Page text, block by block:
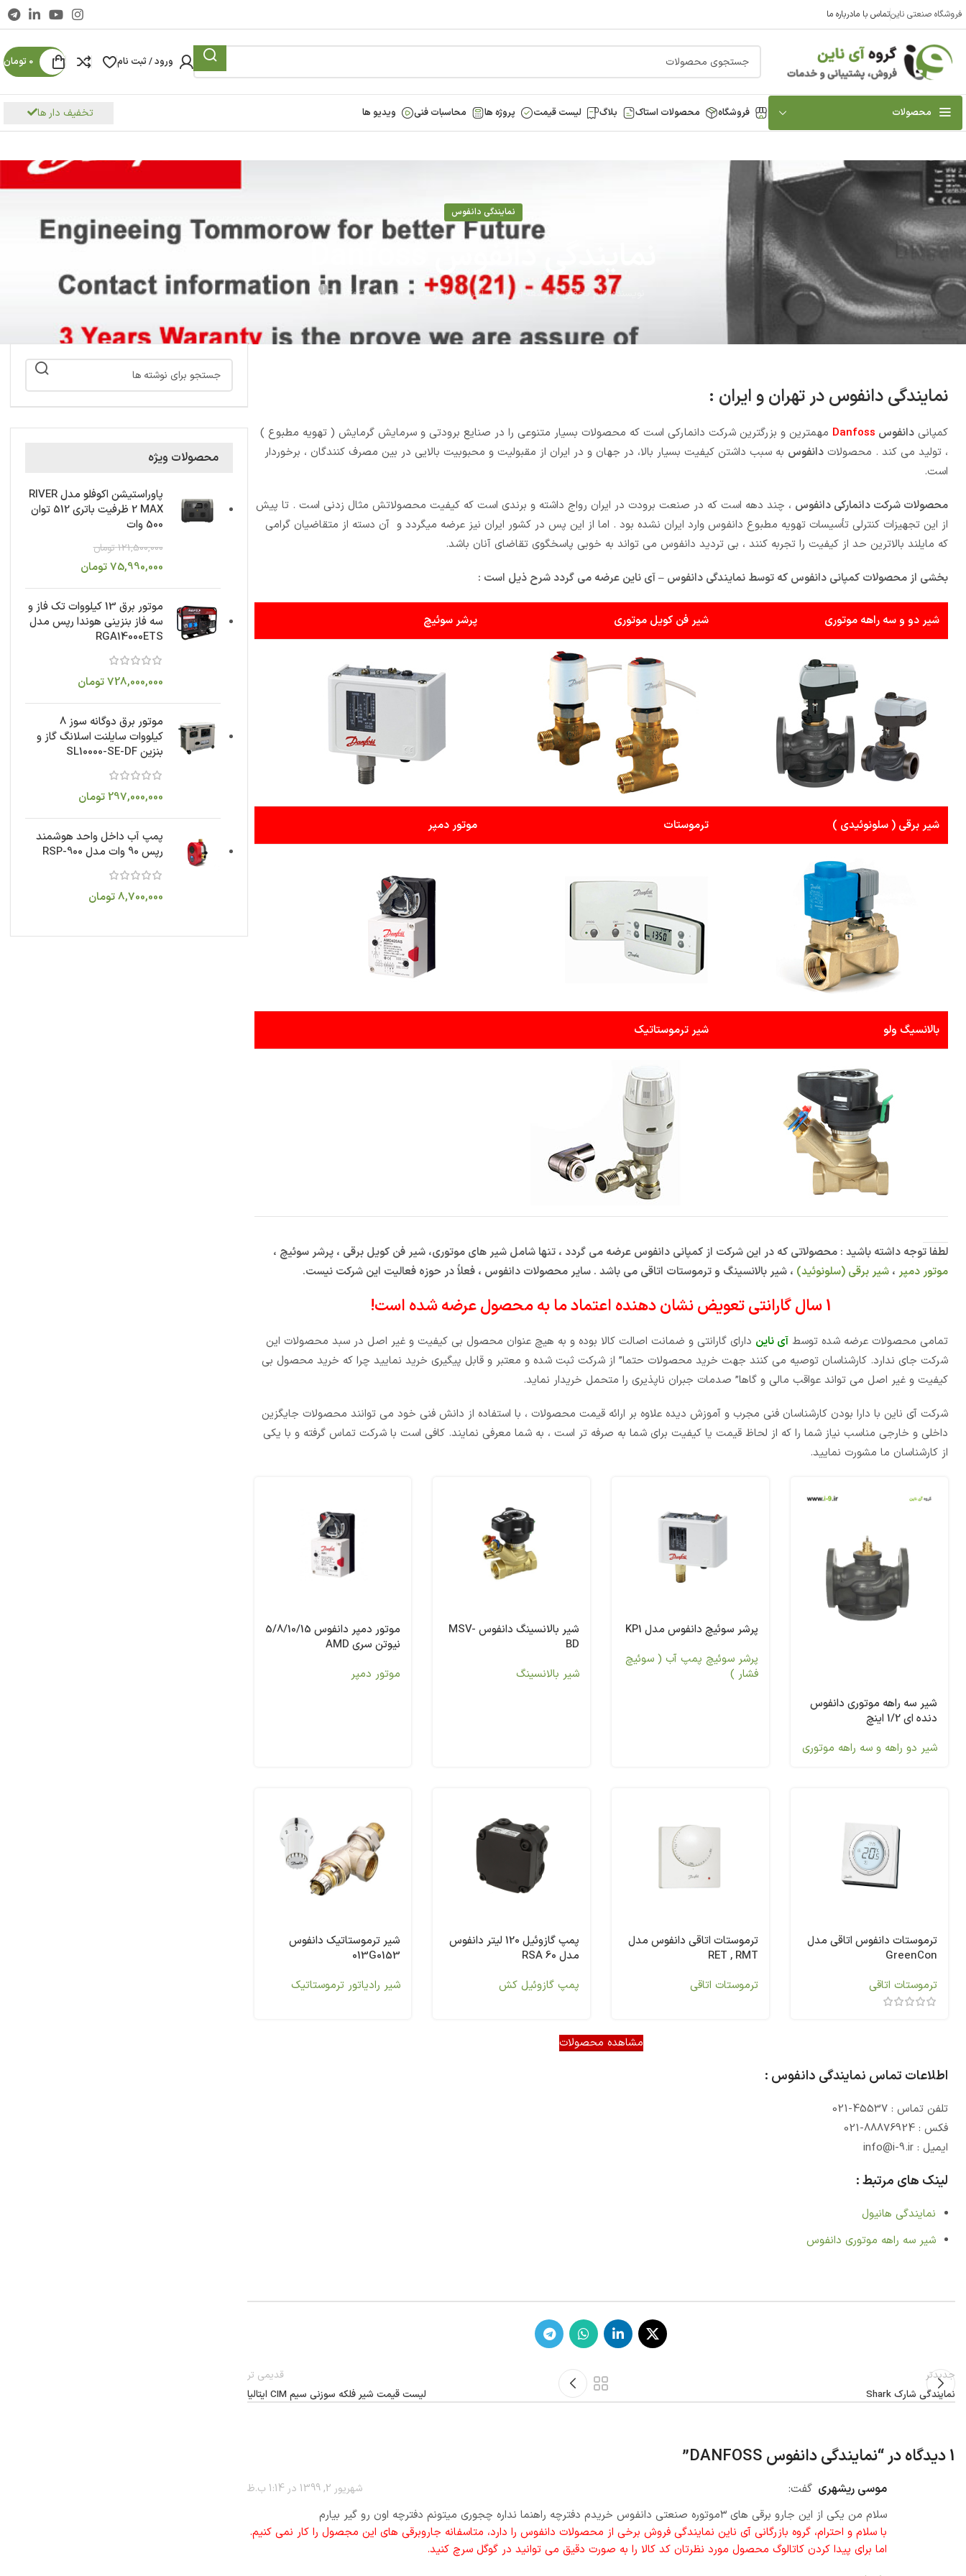
فروشگاه صنعتی ناینتماس با مادرباره ما
ورود / ثبت نام 0 تومان
محصولات فروشگاه محصولات استاک بلاگ لیست قیمت پروژه ها محاسبات فنی ویدیو ها تخفیف دار ها
نمایندگی دانفوس
نویسنده:تیم تحقیق و توسعه آی ناین آخرین بروز رسانی 29 خرداد - 1403 1
نمایندگی دانفوس در تهران و ایران :
کمپانی دانفوس Danfoss مهمترین و بزرگترین شرکت دانمارکی است که محصولات بسیار متنوعی را در صنایع برودتی و سرمایش گرمایش ( تهویه مطبوع )
، تولید می کند . محصولات دانفوس به سبب داشتن کیفیت بسیار بالا، در جهان و در ایران از مقبولیت و محبوبیت بالایی در بین مصرف کنندگان ، برخوردار
است.
محصولات شرکت دانمارکی دانفوس ، چند دهه است که در صنعت برودت در ایران رواج داشته و برندی است که کیفیت محصولاتش مثال زدنی است . تا پیش
از این تجهیزات کنترلی تأسیسات تهویه مطبوع دانفوس وارد ایران نشده بود . اما از این پس در کشور ایران نیز عرضه میگردد و آن دسته از متقاضیان گرامی
که مایلند بالاترین حد از کیفیت را تجربه کنند ، بی تردید دانفوس می تواند به خوبی پاسخگوی تقاضای آنان باشد.
بخشی از محصولات کمپانی دانفوس که توسط نمایندگی دانفوس – آی ناین عرضه می گردد شرح ذیل است :
شیر دو و سه راهه موتوری شیر فن کویل موتوری پرشر سوئیچ
شیر برقی ( سلونوئیدی ) ترموستات موتور دمپر
بالانسیگ ولو شیر ترموستاتیک
لطفا توجه داشته باشید : محصولاتی که در این شرکت از کمپانی دانفوس عرضه می گردد ، تنها شامل شیر های موتوری، شیر فن کویل برقی ، پرشر سوئیچ ،
موتور دمپر ، شیر برقی (سلونوئید) ، شیر بالانسینگ و ترموستات اتاقی می باشد . سایر محصولات دانفوس ، فعلاً در حوزه فعالیت این شرکت نیست.
1 سال گارانتی تعویض نشان دهنده اعتماد ما به محصول عرضه شده است!
تمامی محصولات عرضه شده توسط آی ناین دارای گارانتی و ضمانت اصالت کالا بوده و به هیچ عنوان محصول بی کیفیت و غیر اصل در سبد محصولات این
شرکت جای ندارد. کارشناسان توصیه می کنند جهت خرید محصولات حتما” از شرکت ثبت شده و معتبر و قابل پیگیری خرید نمایید چرا که خرید محصول بی
کیفیت و غیر اصل می تواند عواقب مالی و گاها” صدمات جبران ناپذیری را متحمل خریدار نماید.
شرکت آی ناین با دارا بودن کارشناسان فنی مجرب و آموزش دیده علاوه بر ارائه قیمت محصولات ، با استفاده از دانش فنی خود می توانند محصولات جایگزین
داخلی و خارجی مناسب نیاز شما را که از لحاظ قیمت یا کیفیت برای شما به صرفه تر است ، به شما معرفی نمایند. کافی است با شرکت تماس گرفته و با یکی
از کارشناسان ما مشورت نمایید.
شیر سه راهه موتوری دانفوس
دنده ای 1/2 اینچ
شیر دو راهه و سه راهه موتوری
پرشر سوئیچ دانفوس مدل KP1
پرشر سوئیچ پمپ آب ( سوئیچ
فشار )
شیر بالانسینگ دانفوس MSV-
BD
شیر بالانسینگ
موتور دمپر دانفوس 5/8/10/15
نیوتن سری AMD
موتور دمپر
ترموستات دانفوس اتاقی مدل
GreenCon
ترموستات اتاقی
ترموستات اتاقی دانفوس مدل
RET , RMT
ترموستات اتاقی
پمپ گازوئیل 120 لیتر دانفوس
مدل RSA 60
پمپ گازوئیل کش
شیر ترموستاتیک دانفوس
013G0153
شیر رادیاتور ترموستاتیک
مشاهده محصولات
اطلاعات تماس نمایندگی دانفوس :
تلفن تماس : 45537-021
فکس : 88876924-021
ایمیل : info@i-9.ir
لینک های مرتبط :
نمایندگی هانیول
شیر سه راهه موتوری دانفوس
جدیدتر
نمایندگی شارک Shark
قدیمی تر
لیست قیمت شیر فلکه سوزنی سیم CIM ایتالیا
1 دیدگاه در “ نمایندگی دانفوس DANFOSS ”
موسی ریشهری گفت: شهریور 2, 1399 در 1:14 ب.ظ
سلام من یکی از این جارو برقی های ۳موتوره صنعتی دانفوس خریدم دفترچه راهنما نداره چجوری میتونم دفترچه اون رو گیر بیارم
با سلام و احترام، گروه بازرگانی آی ناین نمایندگی فروش برخی از محصولات دانفوس را دارد، متاسفانه جاروبرقی های این مجصول را کار نمی کنیم.
اما برای پیدا کردن کاتالوگ محصول مورد نظرتان کد کالا را به صورت دقیق می توانید در گوگل سرچ کنید.
محصولات ویژه
پاوراستیشن اکوفلو مدل RIVER
2 MAX ظرفیت باتری 512 توان
500 وات
121,500,000تومان
75,990,000تومان
موتور برق 13 کیلووات تک فاز و
سه فاز بنزینی هوندا رپس مدل
RGA14000ETS
728,000,000تومان
موتور برق دوگانه سوز 8
کیلووات سایلنت اسلانگ گاز و
بنزین SL10000-SE-DF
297,000,000تومان
پمپ آب داخل واحد هوشمند
رپس 90 وات مدل RSP-900
8,700,000تومان